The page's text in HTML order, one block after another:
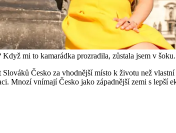
mi to kamarádka prozradila, zůstala jsem v šoku.
Česko za vhodnější místo k životu než
Mnozí vnímají Česko jako západnější zemi s lepší